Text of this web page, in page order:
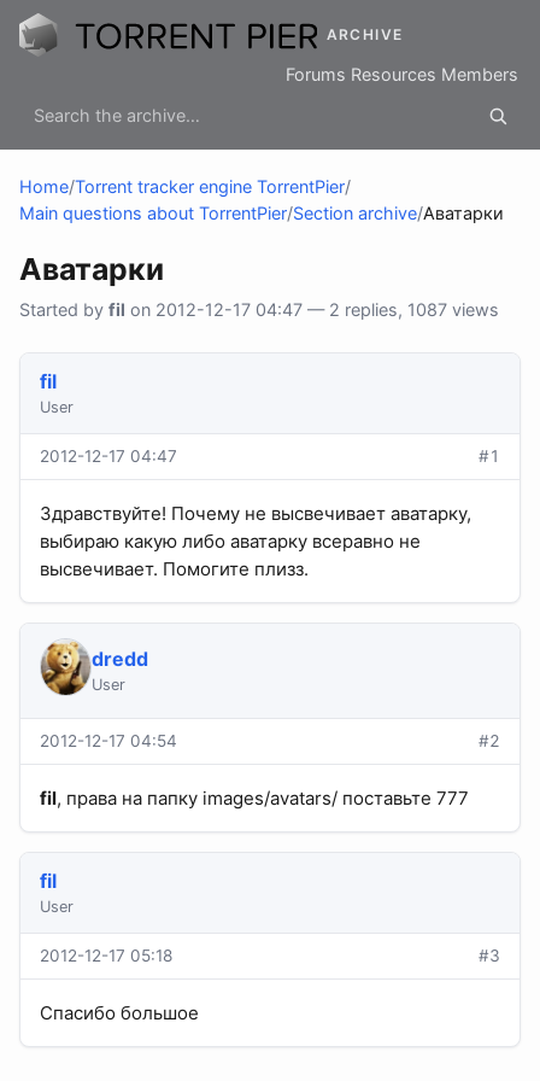
ARCHIVE
Forums Resources Members
Home/Torrent tracker engine TorrentPier/
Main questions about TorrentPier/Section archive/Аватарки
Аватарки
Started by fil on 2012-12-17 04:47 — 2 replies, 1087 views
fil
User
2012-12-17 04:47 #1
Здравствуйте! Почему не высвечивает аватарку,
выбираю какую либо аватарку всеравно не
высвечивает. Помогите плизз.
dredd
User
2012-12-17 04:54 #2
fil, права на папку images/avatars/ поставьте 777
fil
User
2012-12-17 05:18 #3
Спасибо большое